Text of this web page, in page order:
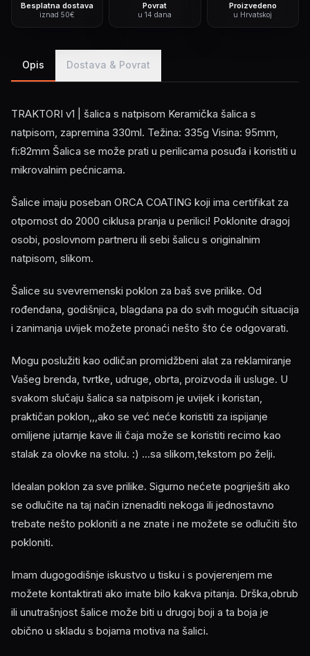
Besplatna dostava
iznad 50€
Povrat
u 14 dana
Proizvedeno
u Hrvatskoj
Opis Dostava & Povrat
TRAKTORI v1 | šalica s natpisom Keramička šalica s
natpisom, zapremina 330ml. Težina: 335g Visina: 95mm,
fi:82mm Šalica se može prati u perilicama posuđa i koristiti u
mikrovalnim pećnicama.
Šalice imaju poseban ORCA COATING koji ima certifikat za
otpornost do 2000 ciklusa pranja u perilici! Poklonite dragoj
osobi, poslovnom partneru ili sebi šalicu s originalnim
natpisom, slikom.
Šalice su svevremenski poklon za baš sve prilike. Od
rođendana, godišnjica, blagdana pa do svih mogućih situacija
i zanimanja uvijek možete pronaći nešto što će odgovarati.
Mogu poslužiti kao odličan promidžbeni alat za reklamiranje
Vašeg brenda, tvrtke, udruge, obrta, proizvoda ili usluge. U
svakom slučaju šalica sa natpisom je uvijek i koristan,
praktičan poklon,,,ako se već neće koristiti za ispijanje
omiljene jutarnje kave ili čaja može se koristiti recimo kao
stalak za olovke na stolu. :) ...sa slikom,tekstom po želji.
Idealan poklon za sve prilike. Sigurno nećete pogriješiti ako
se odlučite na taj način iznenaditi nekoga ili jednostavno
trebate nešto pokloniti a ne znate i ne možete se odlučiti što
pokloniti.
Imam dugogodišnje iskustvo u tisku i s povjerenjem me
možete kontaktirati ako imate bilo kakva pitanja. Drška,obrub
ili unutrašnjost šalice može biti u drugoj boji a ta boja je
obično u skladu s bojama motiva na šalici.